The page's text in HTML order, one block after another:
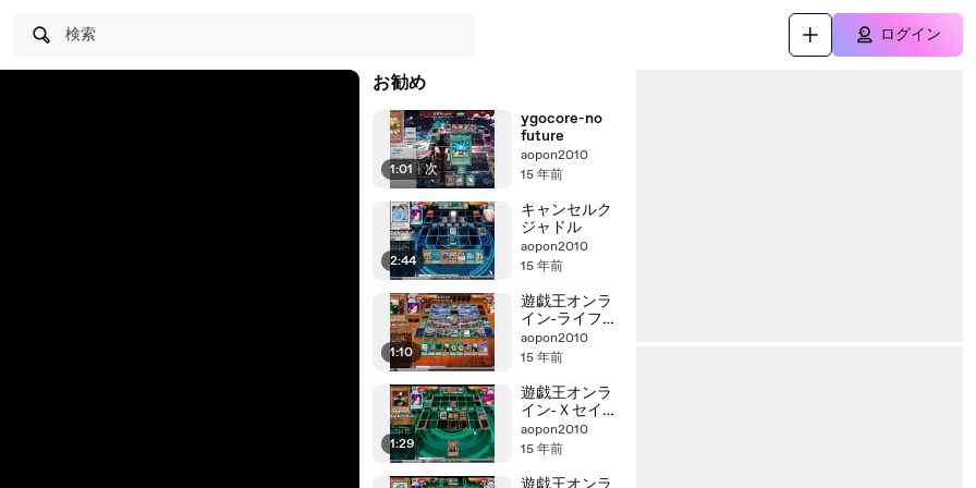
検索 ログイン
お勧め
1:01 | 次
ygocore-no
future
aopon2010
15 年前
2:44
キャンセルク
ジャドル
aopon2010
15 年前
1:10
遊戯王オンラ
イン‐ライフチ
ェンジャー１
キル
aopon2010
15 年前
1:29
遊戯王オンラ
イン‐Ｘセイバ
ー
aopon2010
15 年前